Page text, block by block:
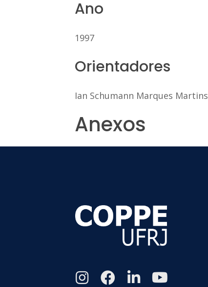
Ano
1997
Orientadores
Ian Schumann Marques Martins
Anexos